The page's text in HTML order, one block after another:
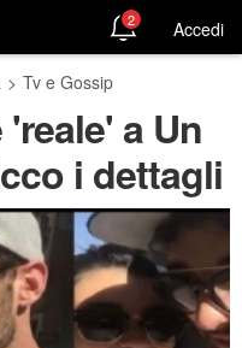
2 Accedi
> Tv e Gossip
a Un
i dettagli